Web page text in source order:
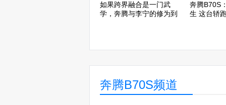
如果跨界融合是一门武
学，奔腾与李宁的修为到
奔腾B70S
生 这台轿
奔腾B70S频道